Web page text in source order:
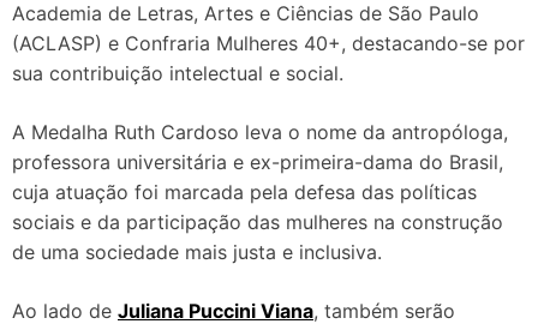
Academia de Letras, Artes e Ciências de São Paulo
(ACLASP) e Confraria Mulheres 40+, destacando-se por
sua contribuição intelectual e social.
A Medalha Ruth Cardoso leva o nome da antropóloga,
professora universitária e ex-primeira-dama do Brasil,
cuja atuação foi marcada pela defesa das políticas
sociais e da participação das mulheres na construção
de uma sociedade mais justa e inclusiva.
Ao lado de Juliana Puccini Viana, também serão